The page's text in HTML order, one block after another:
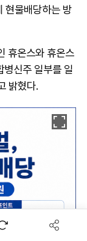
현물배당하는 방
휴온스와 휴온스
병신주 일부를 일
밝혔다.